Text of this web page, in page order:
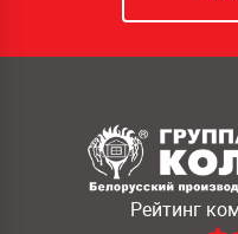
Рейтинг